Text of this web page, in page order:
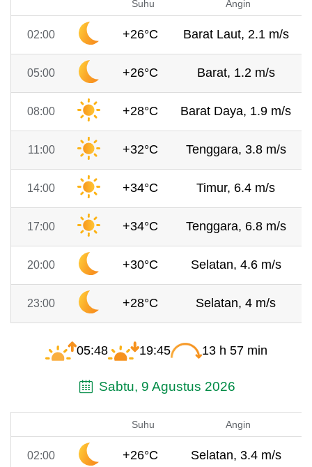
Suhu Angin
02:00 +26°C Barat Laut, 2.1 m/s
05:00 +26°C Barat, 1.2 m/s
08:00 +28°C Barat Daya, 1.9 m/s
11:00 +32°C Tenggara, 3.8 m/s
14:00 +34°C Timur, 6.4 m/s
17:00 +34°C Tenggara, 6.8 m/s
20:00 +30°C Selatan, 4.6 m/s
23:00 +28°C Selatan, 4 m/s
05:48 19:45 13 h 57 min
Sabtu, 9 Agustus 2026
Suhu Angin
02:00 +26°C Selatan, 3.4 m/s